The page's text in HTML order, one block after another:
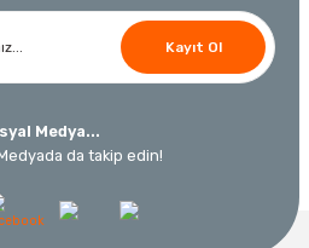
Kayıt Ol
Medya...
da takip edin!